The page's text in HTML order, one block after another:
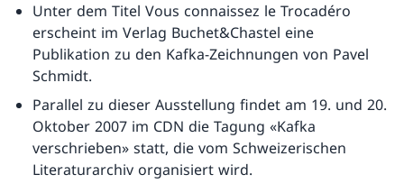
Unter dem Titel Vous connaissez le Trocadéro
erscheint im Verlag Buchet&Chastel eine
Publikation zu den Kafka-Zeichnungen von Pavel
Schmidt.
Parallel zu dieser Ausstellung findet am 19. und 20.
Oktober 2007 im CDN die Tagung «Kafka
verschrieben» statt, die vom Schweizerischen
Literaturarchiv organisiert wird.